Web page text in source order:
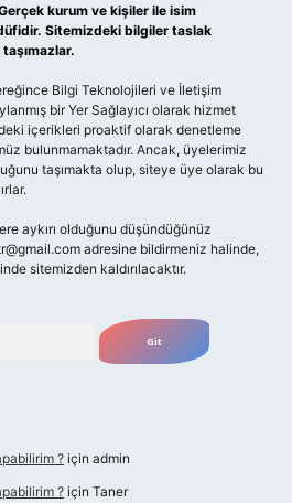
kurum ve kişiler ile isim
Sitemizdeki bilgiler taslak
Bilgi Teknolojileri ve İletişim
bir Yer Sağlayıcı olarak hizmet
içerikleri proaktif olarak denetleme
bulunmamaktadır. Ancak, üyelerimiz
taşımakta olup, siteye üye olarak bu
aykırı olduğunu düşündüğünüz
adresine bildirmeniz halinde,
sitemizden kaldırılacaktır.
? için admin
? için Taner